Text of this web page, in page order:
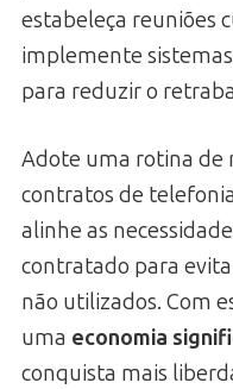
estabeleça reuniões
implemente
para reduzir o
Adote uma rotina de
contratos de
alinhe as
contratado para
não utilizados. Com
uma economia
conquista mais